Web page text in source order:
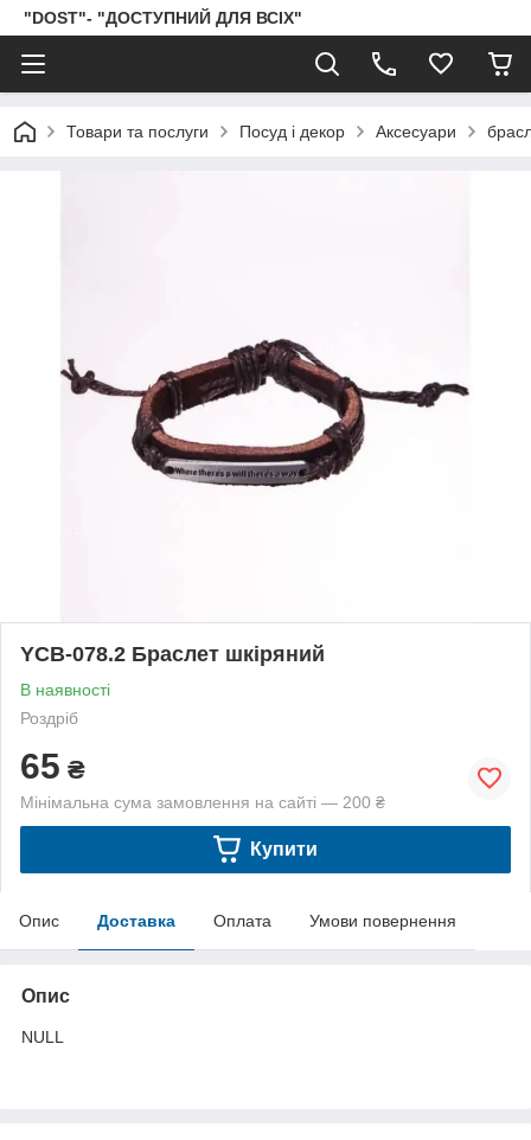
"DOST"- "ДОСТУПНИЙ ДЛЯ ВСІХ"
Товари та послуги Посуд і декор Аксесуари
YCB-078.2 Браслет шкіряний
В наявності
Роздріб
65 ₴
Мінімальна сума замовлення на сайті — 200 ₴
Купити
Опис Доставка Оплата Умови повернення
Опис
NULL